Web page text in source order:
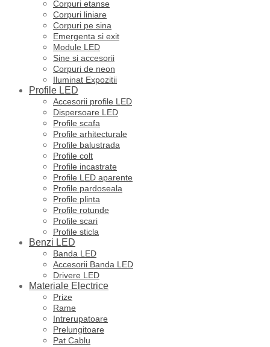
Corpuri etanse
Corpuri liniare
Corpuri pe sina
Emergenta si exit
Module LED
Sine si accesorii
Corpuri de neon
Iluminat Expozitii
Profile LED
Accesorii profile LED
Dispersoare LED
Profile scafa
Profile arhitecturale
Profile balustrada
Profile colt
Profile incastrate
Profile LED aparente
Profile pardoseala
Profile plinta
Profile rotunde
Profile scari
Profile sticla
Benzi LED
Banda LED
Accesorii Banda LED
Drivere LED
Materiale Electrice
Prize
Rame
Intrerupatoare
Prelungitoare
Pat Cablu